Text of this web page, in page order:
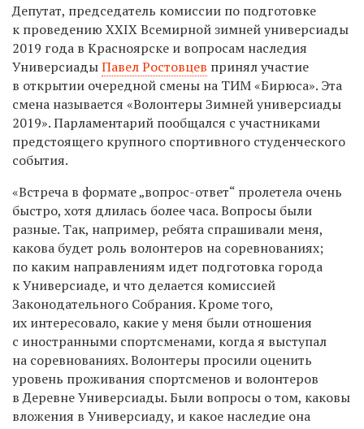
Депутат, председатель комиссии по подготовке
к проведению XXIX Всемирной зимней универсиады
2019 года в Красноярске и вопросам наследия
УниверсиадыПавел Ростовцев принял участие
в открытии очередной смены на ТИМ «Бирюса». Эта
смена называется «Волонтеры Зимней универсиады
2019». Парламентарий пообщался с участниками
предстоящего крупного спортивного студенческого
события.
«Встреча в формате „вопрос-ответ“ пролетела очень
быстро, хотя длилась более часа. Вопросы были
разные. Так, например, ребята спрашивали меня,
какова будет роль волонтеров на соревнованиях;
по каким направлениям идет подготовка города
к Универсиаде, и что делается комиссией
Законодательного Собрания. Кроме того,
их интересовало, какие у меня были отношения
с иностранными спортсменами, когда я выступал
на соревнованиях. Волонтеры просили оценить
уровень проживания спортсменов и волонтеров
в Деревне Универсиады. Были вопросы о том, каковы
вложения в Универсиаду, и какое наследие она